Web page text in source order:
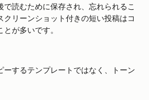
で読むために保存され、忘れられるこ
クリーンショット付きの短い投稿はコ
が多いです。
ーするテンプレートではなく、トーン